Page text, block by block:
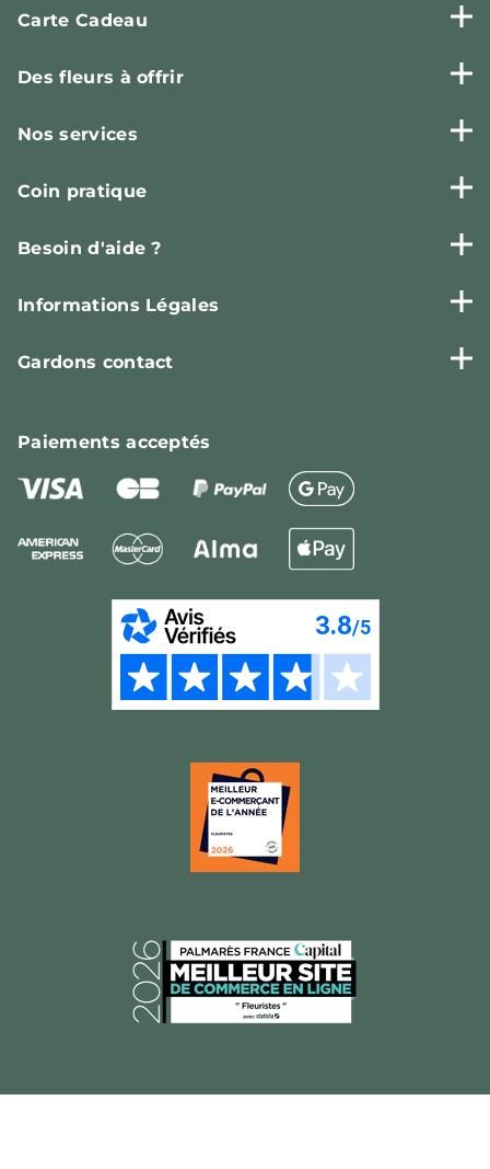
Carte Cadeau
Des fleurs à offrir
Nos services
Coin pratique
Besoin d'aide ?
Informations Légales
Gardons contact
Paiementsacceptés